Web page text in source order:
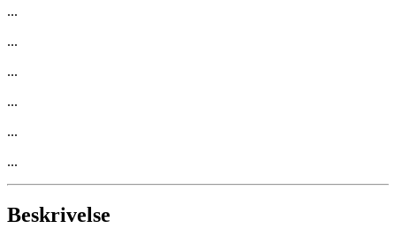
...
...
...
...
...
...
Beskrivelse